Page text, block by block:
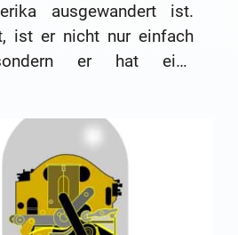
ausgewandert ist.
ist er nicht nur einfach
er hat eine
die hier in